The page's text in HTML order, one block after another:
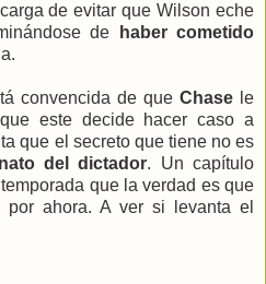
de evitar que Wilson eche
de
haber cometido
convencida de que Chase le
este decide hacer caso a
que el secreto que tiene no es
del dictador. Un capítulo
que la verdad es que
ahora. A ver si levanta el